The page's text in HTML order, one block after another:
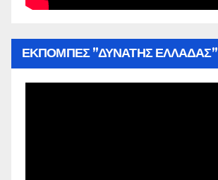
ΕΚΠΟΜΠΕΣ ”ΔΥΝΑΤΗΣ ΕΛΛΑΔΑΣ”